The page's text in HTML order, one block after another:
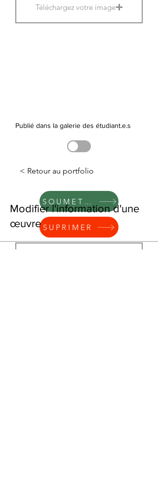
Téléchargez votre image
Publié dans la galerie des étudiant.e.s
SOUMETTRE
SUPRIMER
< Retour au portfolio
Modifier l'information d'une
œuvre